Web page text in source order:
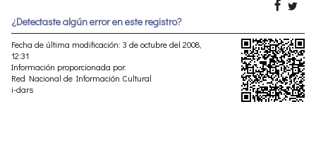
¿Detectaste algún error en este registro?
Fecha de última modificación: 3 de octubre del 2008,
12:31
Información proporcionada por:
Red Nacional de Información Cultural
i-dars